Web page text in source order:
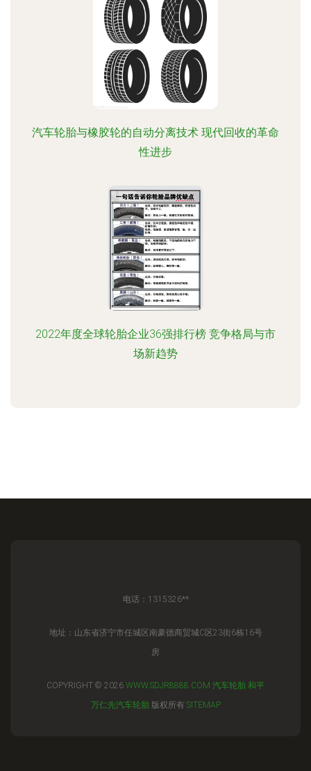
汽车轮胎与橡胶轮的自动分离技术 现代回收的革命
性进步
2022年度全球轮胎企业36强排行榜 竞争格局与市
场新趋势
电话：1315326**
地址：山东省济宁市任城区南豪德商贸城C区23街6栋16号
房
COPYRIGHT © 2026 WWW.SDJR8888.COM 汽车轮胎 和平
万仁先汽车轮胎版权所有 SITEMAP